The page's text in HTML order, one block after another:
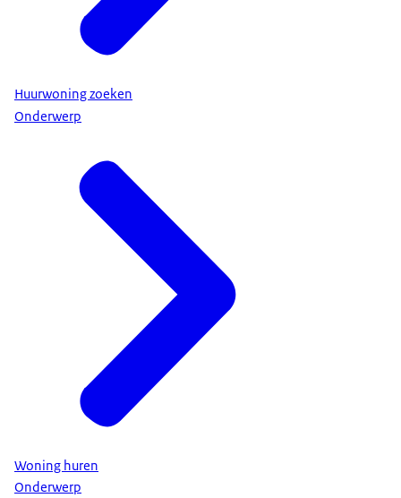
Huurwoning zoeken
Onderwerp
Woning huren
Onderwerp